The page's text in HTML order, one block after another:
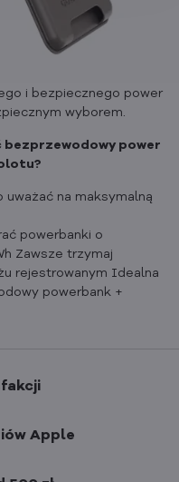
i bezpiecznego power
wyborem.
bezprzewodowy power
na maksymalną
powerbanki o
Zawsze trzymaj
rejestrowanym Idealna
powerbank +
Apple